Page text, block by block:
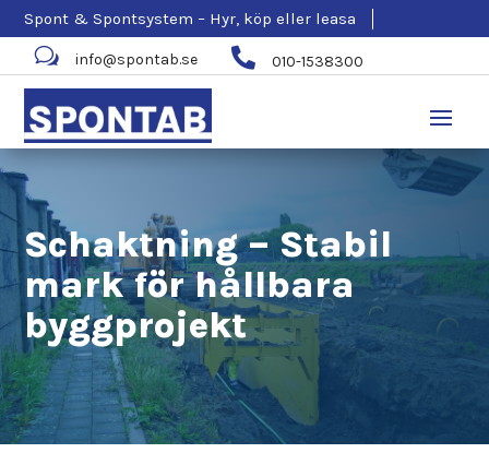
Spont & Spontsystem – Hyr, köp eller leasa
w info@spontab.se  010-1538300
Schaktning – Stabil
mark för hållbara
byggprojekt